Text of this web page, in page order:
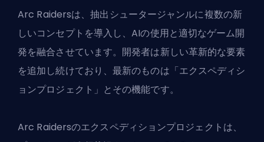
Arc Raidersは、抽出シュータージャンルに複数の新
しいコンセプトを導入し、AIの使用と適切なゲーム開
発を融合させています。開発者は新しい革新的な要素
を追加し続けており、最新のものは「エクスペディシ
ョンプロジェクト」とその機能です。
Arc Raidersのエクスペディションプロジェクトは、